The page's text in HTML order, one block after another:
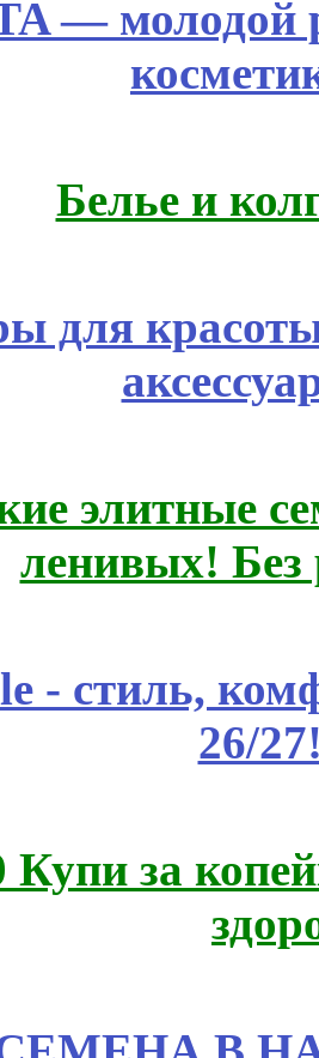
— молодой
Белье и
для
элитные
ленивых!
- стиль,
26/
за